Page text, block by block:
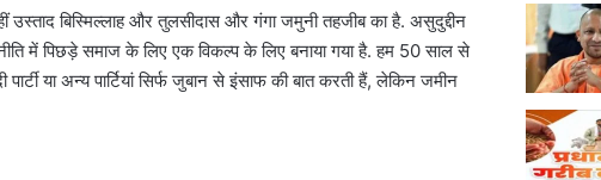
बिस्मिल्लाह और तुलसीदास और गंगा जमुनी तहजीब का है. असुदुद्दीन
में पिछड़े समाज के लिए एक विकल्प के लिए बनाया गया है. हम 50 साल से
या अन्य पार्टियां सिर्फ जुबान से इंसाफ की बात करती हैं, लेकिन जमीन